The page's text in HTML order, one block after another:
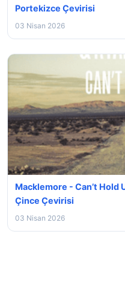
Portekizce Çevirisi
03 Nisan 2026
Macklemore - Can’t Hold
Çince Çevirisi
03 Nisan 2026